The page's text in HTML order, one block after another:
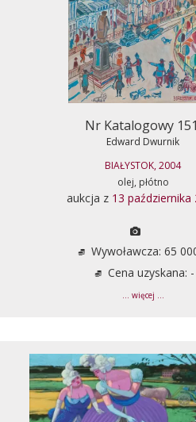
Nr Katalogowy
Edward Dwurnik
BIAŁYSTOK, 2004
olej, płótno
aukcja z 13 października
Wywoławcza: 65
Cena uzyskana: -
... więcej ...